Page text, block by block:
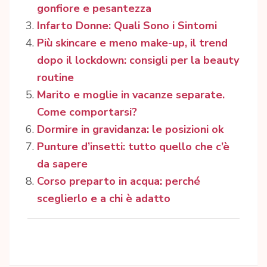
gonfiore e pesantezza
Infarto Donne: Quali Sono i Sintomi
Più skincare e meno make-up, il trend
dopo il lockdown: consigli per la beauty
routine
Marito e moglie in vacanze separate.
Come comportarsi?
Dormire in gravidanza: le posizioni ok
Punture d’insetti: tutto quello che c’è
da sapere
Corso preparto in acqua: perché
sceglierlo e a chi è adatto